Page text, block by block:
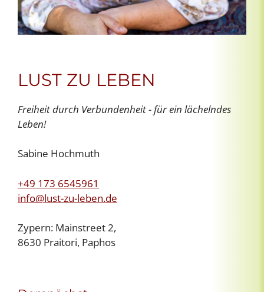
LUST ZU LEBEN
Freiheit durch Verbundenheit - für ein lächelndes
Leben!
Sabine Hochmuth
+49 173 6545961
info@lust-zu-leben.de
Zypern: Mainstreet 2,
8630 Praitori, Paphos